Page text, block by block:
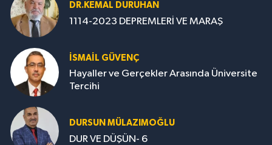
DR.KEMAL DURUHAN
1114-2023 DEPREMLERİ VE MARAŞ
İSMAİL GÜVENÇ
Hayaller ve Gerçekler Arasında Üniversite
Tercihi
DURSUN MÜLAZIMOĞLU
DUR VE DÜŞÜN- 6